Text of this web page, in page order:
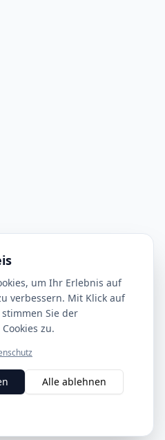
um Ihr Erlebnis auf
verbessern. Mit Klick auf
Sie der
zu.
Alle ablehnen